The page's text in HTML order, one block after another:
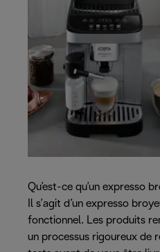
Qu’est-ce qu’un expresso
Il s’agit d’un expresso
fonctionnel. Les produits
un processus rigoureux de